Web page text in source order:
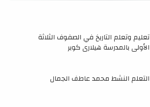
تعليم وتعلم التاريخ في الصفوف الثلاثة
الأولى بالمدرسة هيلاري كوبر
التعلم النشط محمد عاطف الجمال